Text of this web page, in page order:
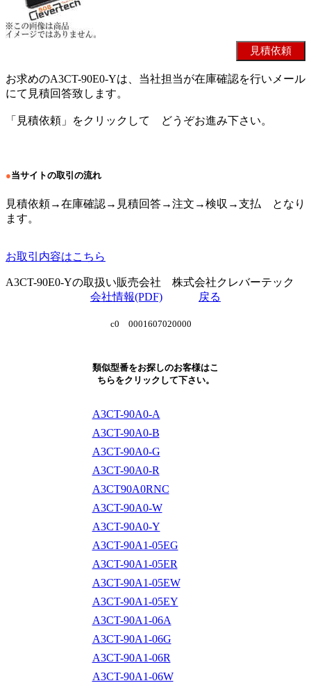
お求めのA3CT-90E0-Yは、当社担当が在庫確認を行いメール
にて見積回答致します。
「見積依頼」をクリックして どうぞお進み下さい。
●当サイトの取引の流れ
見積依頼→在庫確認→見積回答→注文→検収→支払 となり
ます。
お取引内容はこちら
A3CT-90E0-Yの取扱い販売会社 株式会社クレバーテック
会社情報(PDF)
戻る
c0 0001607020000
類似型番をお探しのお客様はこ
ちらをクリックして下さい。
A3CT-90A0-A
A3CT-90A0-B
A3CT-90A0-G
A3CT-90A0-R
A3CT90A0RNC
A3CT-90A0-W
A3CT-90A0-Y
A3CT-90A1-05EG
A3CT-90A1-05ER
A3CT-90A1-05EW
A3CT-90A1-05EY
A3CT-90A1-06A
A3CT-90A1-06G
A3CT-90A1-06R
A3CT-90A1-06W